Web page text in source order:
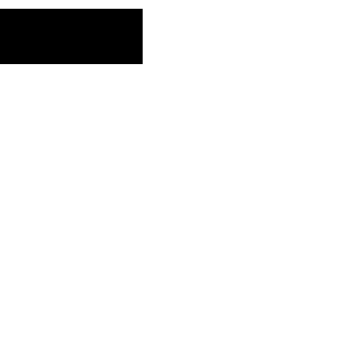
bobil- og
og sitt gode design.
benyttes hele året.